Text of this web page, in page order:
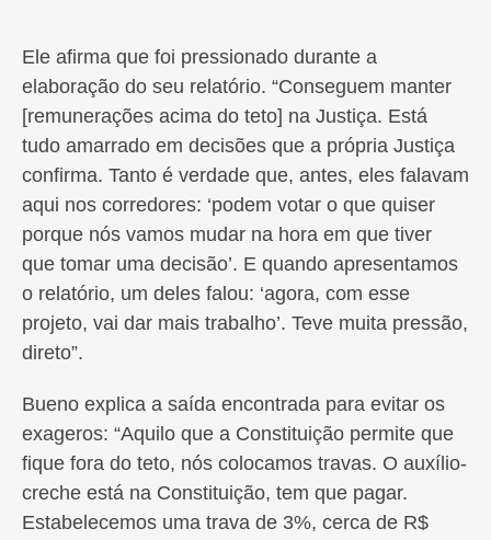
Ele afirma que foi pressionado durante a
elaboração do seu relatório. “Conseguem manter
[remunerações acima do teto] na Justiça. Está
tudo amarrado em decisões que a própria Justiça
confirma. Tanto é verdade que, antes, eles falavam
aqui nos corredores: ‘podem votar o que quiser
porque nós vamos mudar na hora em que tiver
que tomar uma decisão’. E quando apresentamos
o relatório, um deles falou: ‘agora, com esse
projeto, vai dar mais trabalho’. Teve muita pressão,
direto”.
Bueno explica a saída encontrada para evitar os
exageros: “Aquilo que a Constituição permite que
fique fora do teto, nós colocamos travas. O auxílio-
creche está na Constituição, tem que pagar.
Estabelecemos uma trava de 3%, cerca de R$